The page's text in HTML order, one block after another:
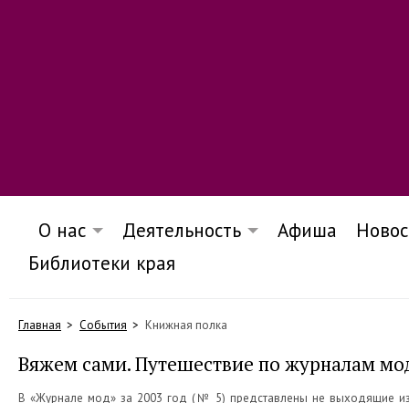
О нас Деятельность Афиша
Библиотеки края
Главная События Книжная полка
Вяжем сами. Путешествие по журналам
В «Журнале мод» за 2003 год (№ 5) представлены не выходящие